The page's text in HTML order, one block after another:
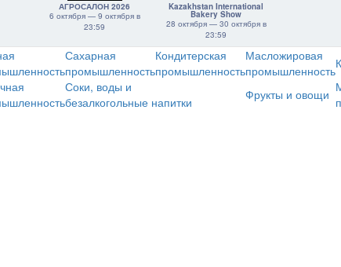
АГРОСАЛОН 2026
6 октября — 9 октября в
23:59
Kazakhstan International
Bakery Show
28 октября — 30 октября в
23:59
Сахарная
промышленность
Кондитерская
промышленность
Масложировая
промышленность
Соки, воды и
безалкогольные напитки
Фрукты и овощи